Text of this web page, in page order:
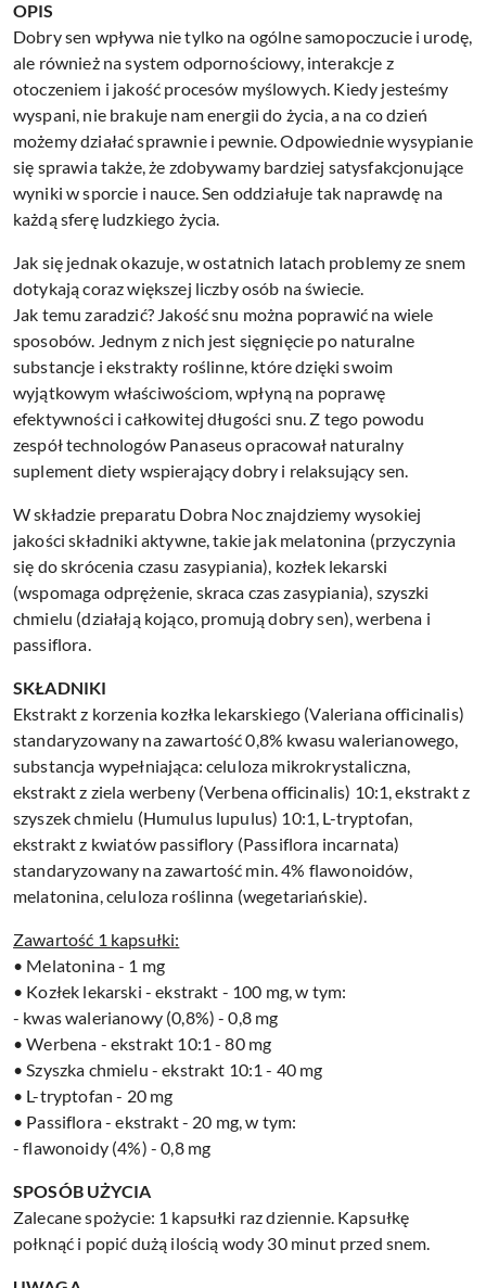
OPIS
Dobry sen wpływa nie tylko na ogólne samopoczucie i urodę,
ale również na system odpornościowy, interakcje z
otoczeniem i jakość procesów myślowych. Kiedy jesteśmy
wyspani, nie brakuje nam energii do życia, a na co dzień
możemy działać sprawnie i pewnie. Odpowiednie wysypianie
się sprawia także, że zdobywamy bardziej satysfakcjonujące
wyniki w sporcie i nauce. Sen oddziałuje tak naprawdę na
każdą sferę ludzkiego życia.
Jak się jednak okazuje, w ostatnich latach problemy ze snem
dotykają coraz większej liczby osób na świecie.
Jak temu zaradzić? Jakość snu można poprawić na wiele
sposobów. Jednym z nich jest sięgnięcie po naturalne
substancje i ekstrakty roślinne, które dzięki swoim
wyjątkowym właściwościom, wpłyną na poprawę
efektywności i całkowitej długości snu. Z tego powodu
zespół technologów Panaseus opracował naturalny
suplement diety wspierający dobry i relaksujący sen.
W składzie preparatu Dobra Noc znajdziemy wysokiej
jakości składniki aktywne, takie jak melatonina (przyczynia
się do skrócenia czasu zasypiania), kozłek lekarski
(wspomaga odprężenie, skraca czas zasypiania), szyszki
chmielu (działają kojąco, promują dobry sen), werbena i
passiflora.
SKŁADNIKI
Ekstrakt z korzenia kozłka lekarskiego (Valeriana officinalis)
standaryzowany na zawartość 0,8% kwasu walerianowego,
substancja wypełniająca: celuloza mikrokrystaliczna,
ekstrakt z ziela werbeny (Verbena officinalis) 10:1, ekstrakt z
szyszek chmielu (Humulus lupulus) 10:1, L-tryptofan,
ekstrakt z kwiatów passiflory (Passiflora incarnata)
standaryzowany na zawartość min. 4% flawonoidów,
melatonina, celuloza roślinna (wegetariańskie).
Zawartość 1 kapsułki:
• Melatonina - 1 mg
• Kozłek lekarski - ekstrakt - 100 mg, w tym:
- kwas walerianowy (0,8%) - 0,8 mg
• Werbena - ekstrakt 10:1 - 80 mg
• Szyszka chmielu - ekstrakt 10:1 - 40 mg
• L-tryptofan - 20 mg
• Passiflora - ekstrakt - 20 mg, w tym:
- flawonoidy (4%) - 0,8 mg
SPOSÓB UŻYCIA
Zalecane spożycie: 1 kapsułki raz dziennie. Kapsułkę
połknąć i popić dużą ilością wody 30 minut przed snem.